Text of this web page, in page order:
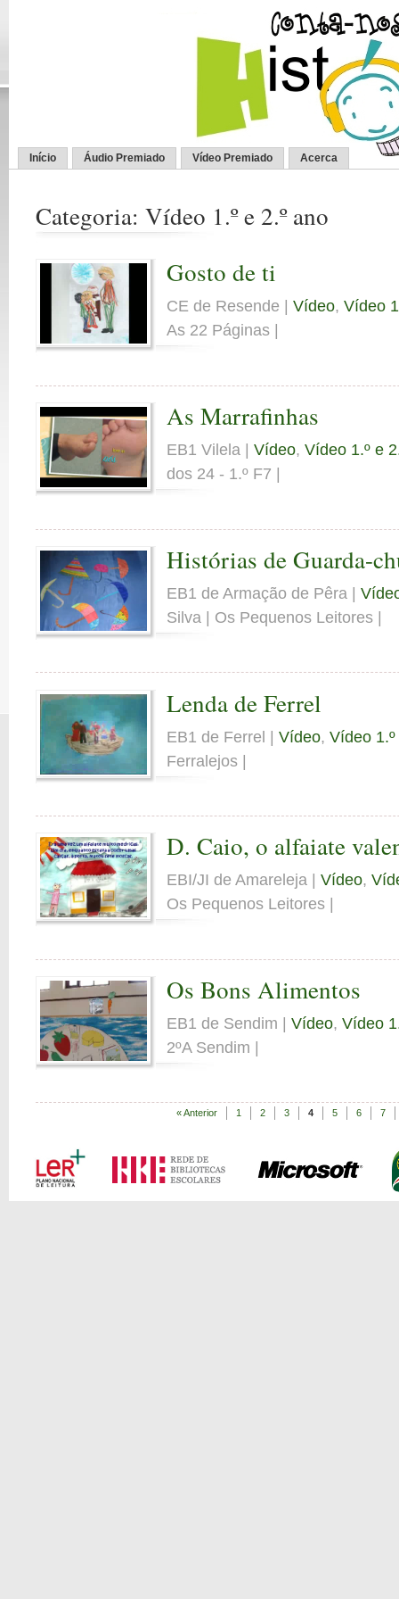
Início Áudio Premiado Vídeo Premiado Acerca
Categoria: Vídeo 1.º e 2.º ano
Gosto de ti
CE de Resende |Vídeo,Vídeo
As 22 Páginas |
As Marrafinhas
EB1 Vilela |Vídeo,Vídeo 1.º e
dos 24 - 1.º F7 |
Histórias de Guarda-
EB1 de Armação de Pêra |
Silva | Os Pequenos Leitores |
Lenda de Ferrel
EB1 de Ferrel |Vídeo,Vídeo
Ferralejos |
D. Caio, o alfaiate
EBI/JI de Amareleja |Vídeo,
Os Pequenos Leitores |
Os Bons Alimentos
EB1 de Sendim |Vídeo,Vídeo
2ºA Sendim |
« Anterior 1 2 3 4 5 6 7